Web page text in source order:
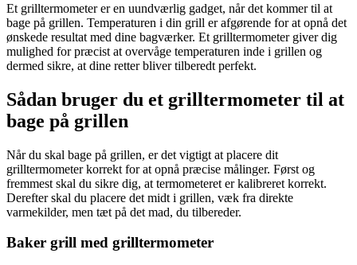
Et grilltermometer er en uundværlig gadget, når det kommer til at
bage på grillen. Temperaturen i din grill er afgørende for at opnå det
ønskede resultat med dine bagværker. Et grilltermometer giver dig
mulighed for præcist at overvåge temperaturen inde i grillen og
dermed sikre, at dine retter bliver tilberedt perfekt.
Sådan bruger du et grilltermometer til at
bage på grillen
Når du skal bage på grillen, er det vigtigt at placere dit
grilltermometer korrekt for at opnå præcise målinger. Først og
fremmest skal du sikre dig, at termometeret er kalibreret korrekt.
Derefter skal du placere det midt i grillen, væk fra direkte
varmekilder, men tæt på det mad, du tilbereder.
Baker grill med grilltermometer